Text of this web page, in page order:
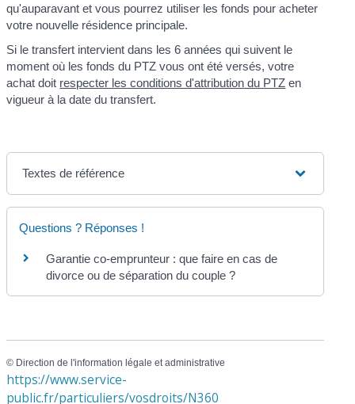
qu'auparavant et vous pourrez utiliser les fonds pour acheter
votre nouvelle résidence principale.
Si le transfert intervient dans les 6 années qui suivent le
moment où les fonds du PTZ vous ont été versés, votre
achat doit respecter les conditions d'attribution du PTZ en
vigueur à la date du transfert.
Textes de référence
Questions ? Réponses !
Garantie co-emprunteur : que faire en cas de
divorce ou de séparation du couple ?
© Direction de l'information légale et administrative
https://www.service-
public.fr/particuliers/vosdroits/N360